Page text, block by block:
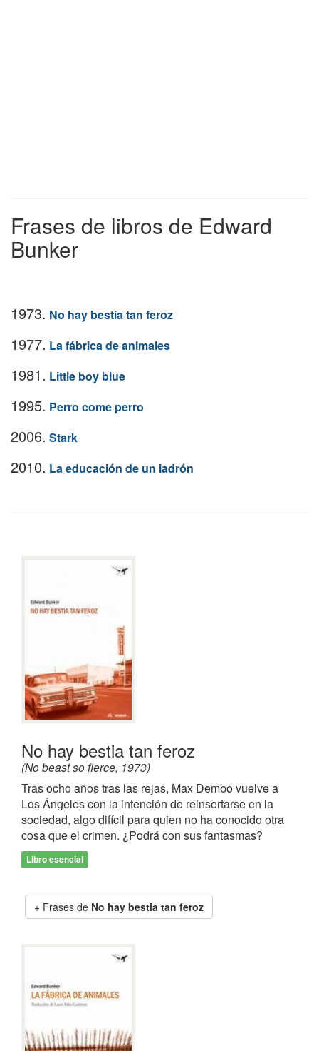
Frases de libros de Edward
Bunker
1973. No hay bestia tan feroz
1977. La fábrica de animales
1981. Little boy blue
1995. Perro come perro
2006. Stark
2010. La educación de un ladrón
No hay bestia tan feroz
(No beast so fierce, 1973)
Tras ocho años tras las rejas, Max Dembo vuelve a
Los Ángeles con la intención de reinsertarse en la
sociedad, algo difícil para quien no ha conocido otra
cosa que el crimen. ¿Podrá con sus fantasmas?
Libro esencial
Frases de No hay bestia tan feroz